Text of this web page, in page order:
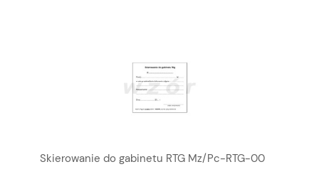
Skierowanie do gabinetu RTG Mz/Pc-RTG-00